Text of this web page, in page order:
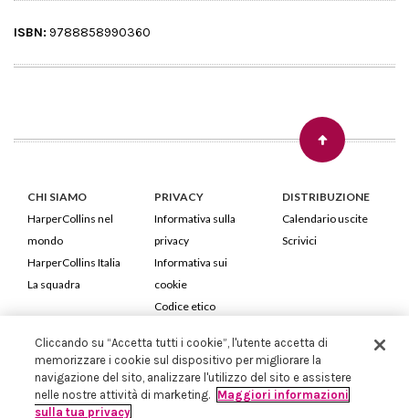
ISBN: 9788858990360
CHI SIAMO
HarperCollins nel
mondo
HarperCollins Italia
La squadra
PRIVACY
Informativa sulla
privacy
Informativa sui
cookie
Codice etico
DISTRIBUZIONE
Calendario uscite
Scrivici
HarperCollins Italia S.p.A. Viale Monte Nero, 84 - 20135 Milano
Cod. Fiscale e P.IVA 05946780151 - Capitale Sociale 258.250 €
Iscritta in Milano al Registro delle imprese nr.198004 e REA nr.1051898
Cliccando su “Accetta tutti i cookie”, l'utente accetta di
memorizzare i cookie sul dispositivo per migliorare la
navigazione del sito, analizzare l'utilizzo del sito e assistere
nelle nostre attività di marketing. Maggiori informazioni
sulla tua privacy